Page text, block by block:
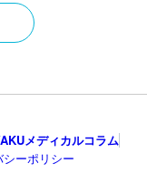
メディカルコラム
シーポリシー